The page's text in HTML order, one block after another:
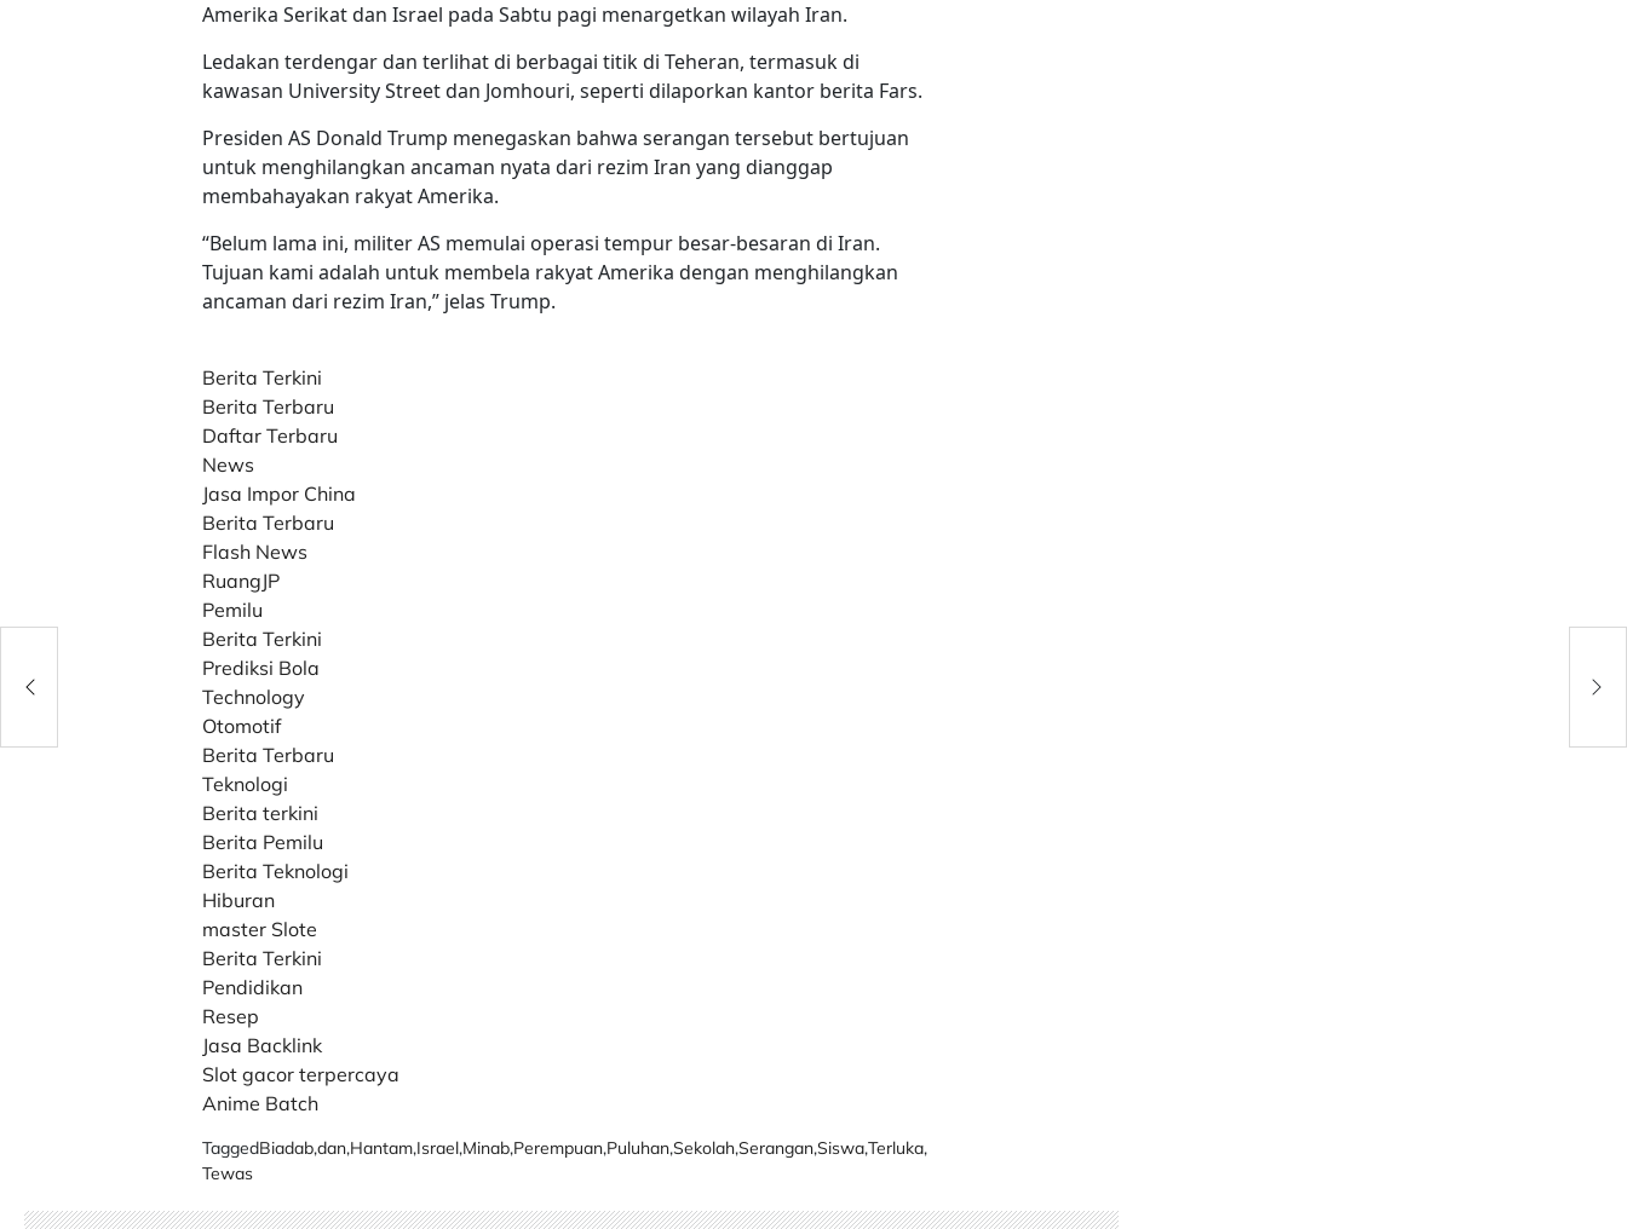
Amerika Serikat dan Israel pada Sabtu pagi menargetkan wilayah Iran.
Ledakan terdengar dan terlihat di berbagai titik di Teheran, termasuk di
kawasan University Street dan Jomhouri, seperti dilaporkan kantor berita Fars.
Presiden AS Donald Trump menegaskan bahwa serangan tersebut bertujuan
untuk menghilangkan ancaman nyata dari rezim Iran yang dianggap
membahayakan rakyat Amerika.
“Belum lama ini, militer AS memulai operasi tempur besar-besaran di Iran.
Tujuan kami adalah untuk membela rakyat Amerika dengan menghilangkan
ancaman dari rezim Iran,” jelas Trump.
Berita Terkini
Berita Terbaru
Daftar Terbaru
News
Jasa Impor China
Berita Terbaru
Flash News
RuangJP
Pemilu
Berita Terkini
Prediksi Bola
Technology
Otomotif
Berita Terbaru
Teknologi
Berita terkini
Berita Pemilu
Berita Teknologi
Hiburan
master Slote
Berita Terkini
Pendidikan
Resep
Jasa Backlink
Slot gacor terpercaya
Anime Batch
TaggedBiadab,dan,Hantam,Israel,Minab,Perempuan,Puluhan,Sekolah,Serangan,Siswa,Terluka,
Tewas